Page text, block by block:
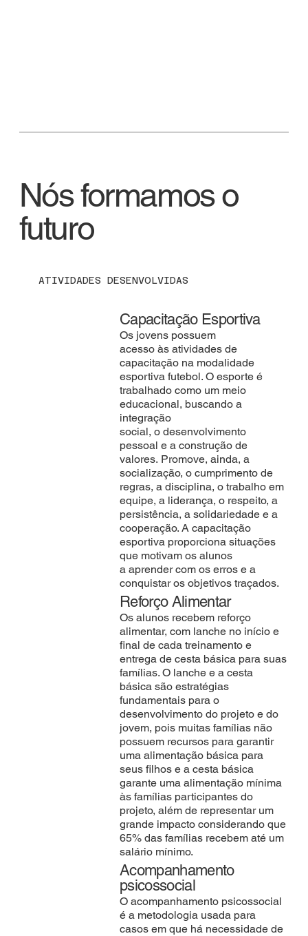
Nós formamos o
futuro
ATIVIDADES DESENVOLVIDAS
Capacitação Esportiva
Os jovens possuem
acesso às atividades de
capacitação na modalidade
esportiva futebol. O esporte é
trabalhado como um meio
educacional, buscando a
integração
social, o desenvolvimento
pessoal e a construção de
valores. Promove, ainda, a
socialização, o cumprimento de
regras, a disciplina, o trabalho em
equipe, a liderança, o respeito, a
persistência, a solidariedade e a
cooperação. A capacitação
esportiva proporciona situações
que motivam os alunos
a aprender com os erros e a
conquistar os objetivos traçados.
Reforço Alimentar
Os alunos recebem reforço
alimentar, com lanche no início e
final de cada treinamento e
entrega de cesta básica para suas
famílias. O lanche e a cesta
básica são estratégias
fundamentais para o
desenvolvimento do projeto e do
jovem, pois muitas famílias não
possuem recursos para garantir
uma alimentação básica para
seus filhos e a cesta básica
garante uma alimentação mínima
às famílias participantes do
projeto, além de representar um
grande impacto considerando que
65% das famílias recebem até um
salário mínimo.
Acompanhamento
psicossocial
O acompanhamento psicossocial
é a metodologia usada para
casos em que há necessidade de